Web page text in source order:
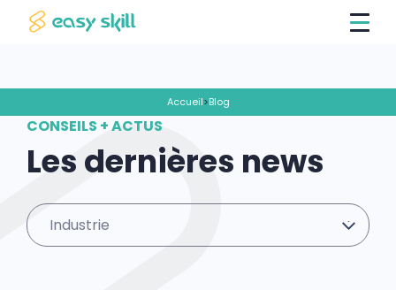
Accueil>Blog
CONSEILS + ACTUS
Les dernières news
Industrie